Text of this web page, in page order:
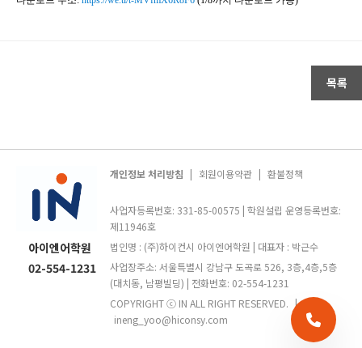
목록
아이엔어학원
02-554-1231
개인정보 처리방침 | 회원이용약관 | 환불정책
사업자등록번호: 331-85-00575 | 학원설립 운영등록번호:
제11946호
법인명 : (주)하이컨시 아이엔어학원 | 대표자 : 박근수
사업장주소: 서울특별시 강남구 도곡로 526, 3층,4층,5층
(대치동, 남평빌딩) | 전화번호: 02-554-1231
COPYRIGHT ⓒ IN ALL RIGHT RESERVED. |
ineng_yoo@hiconsy.com